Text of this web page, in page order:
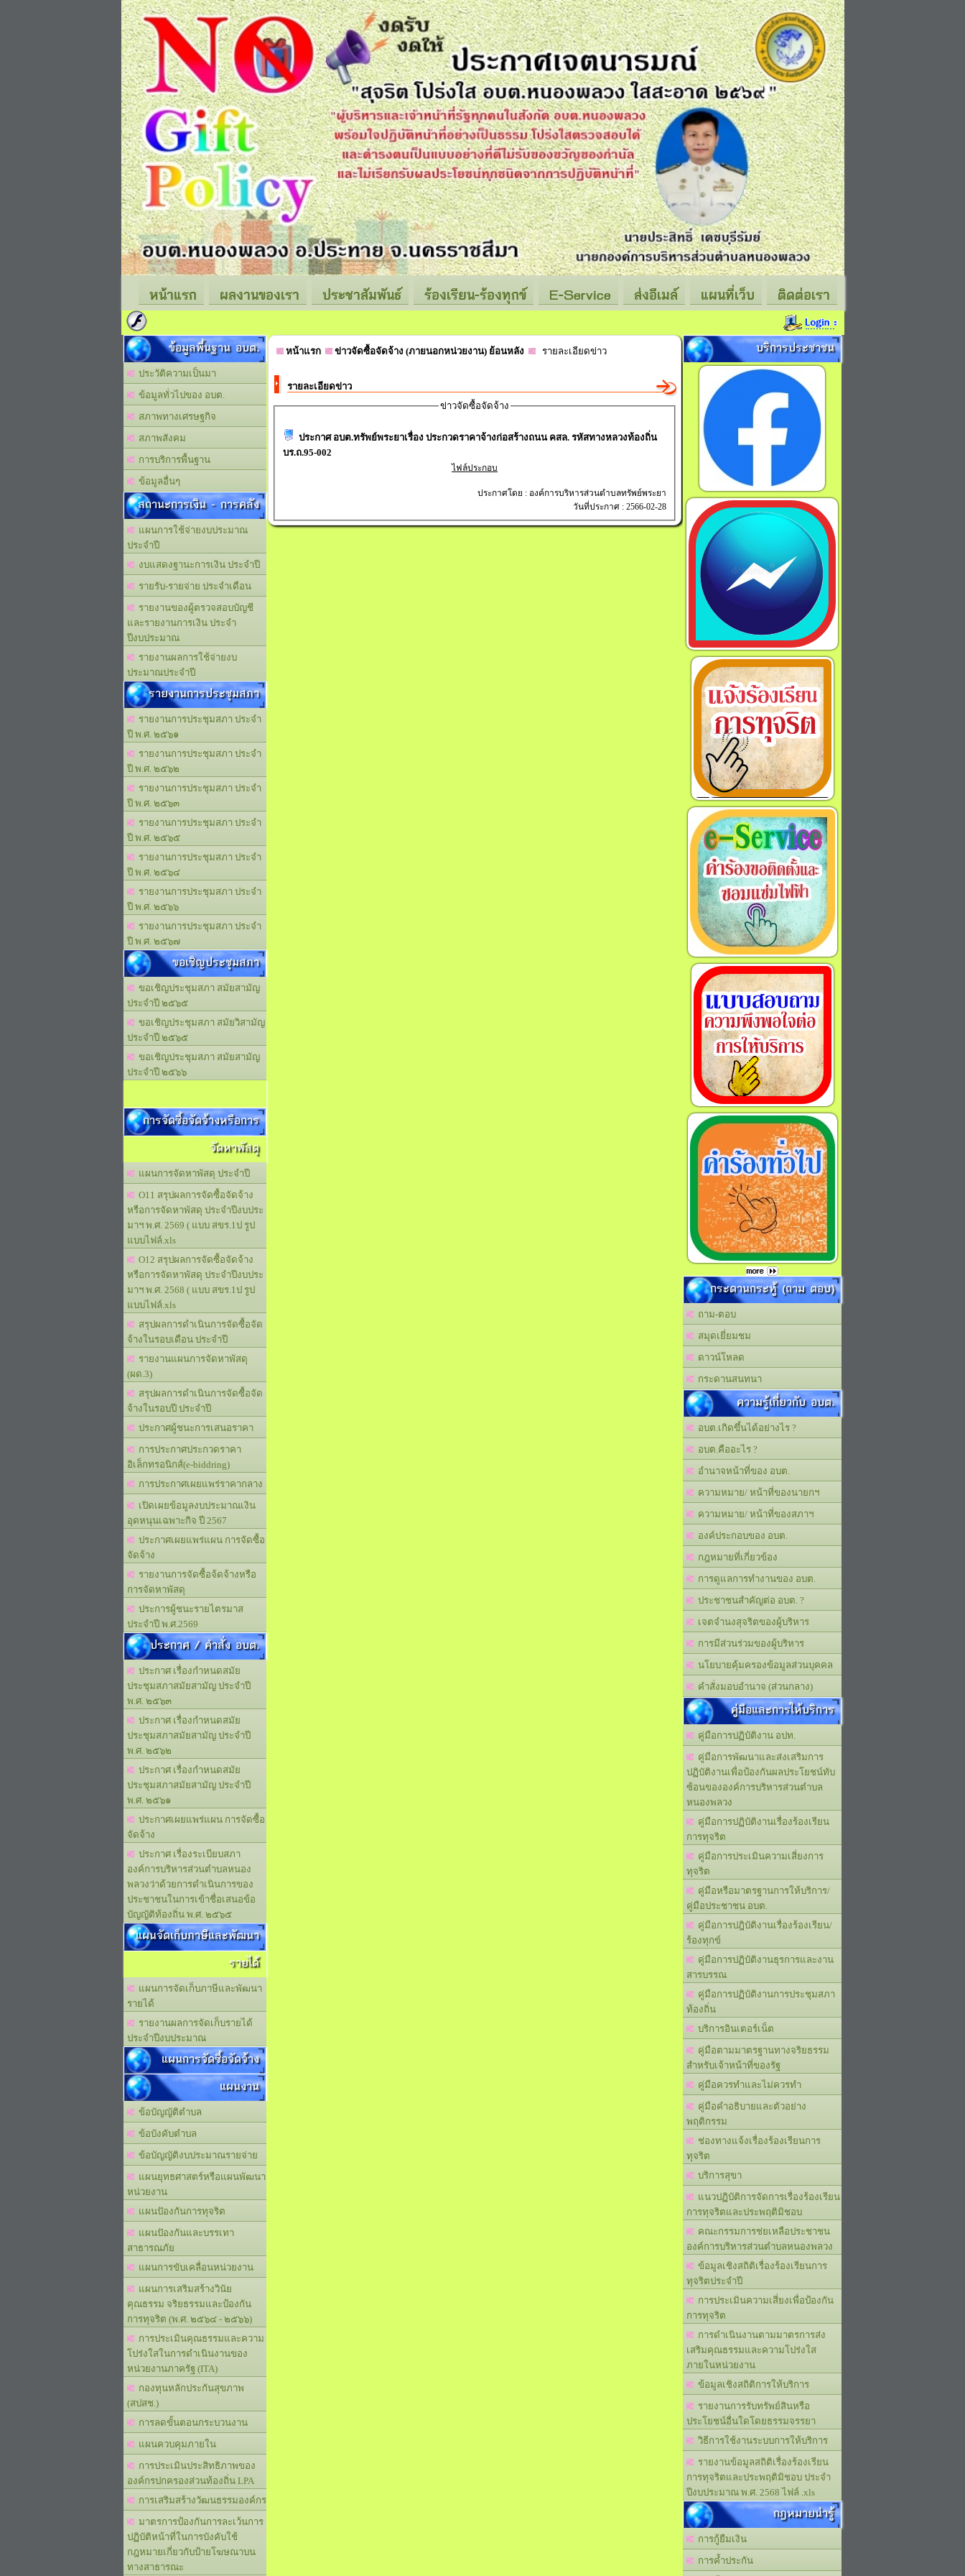
หน้าแรก ผลงานของเรา ประชาสัมพันธ์ ร้องเรียน-ร้องทุกข์ E-Service ส่งอีเมล์ แผนที่เว็บ ติดต่อเรา
ข้อมูลพื้นฐาน อบต.
ประวัติความเป็นมา
ข้อมูลทั่วไปของ อบต.
สภาพทางเศรษฐกิจ
สภาพสังคม
การบริการพื้นฐาน
ข้อมูลอื่นๆ
สถานะการเงิน - การคลัง
แผนการใช้จ่ายงบประมาณ
ประจำปี
งบแสดงฐานะการเงิน ประจำปี
รายรับ-รายจ่าย ประจำเดือน
รายงานของผู้ตรวจสอบบัญชี
และรายงานการเงิน ประจำ
ปีงบประมาณ
รายงานผลการใช้จ่ายงบ
ประมาณประจำปี
รายงานการประชุมสภา
รายงานการประชุมสภา ประจำ
ปี พ.ศ. ๒๕๖๑
รายงานการประชุมสภา ประจำ
ปี พ.ศ. ๒๕๖๒
รายงานการประชุมสภา ประจำ
ปี พ.ศ. ๒๕๖๓
รายงานการประชุมสภา ประจำ
ปี พ.ศ. ๒๕๖๕
รายงานการประชุมสภา ประจำ
ปี พ.ศ. ๒๕๖๔
รายงานการประชุมสภา ประจำ
ปี พ.ศ. ๒๕๖๖
รายงานการประชุมสภา ประจำ
ปี พ.ศ. ๒๕๖๗
ขอเชิญประชุมสภา
ขอเชิญประชุมสภา สมัยสามัญ
ประจำปี ๒๕๖๕
ขอเชิญประชุมสภา สมัยวิสามัญ
ประจำปี ๒๕๖๕
ขอเชิญประชุมสภา สมัยสามัญ
ประจำปี ๒๕๖๖
การจัดซื้อจัดจ้างหรือการ
จัดหาพัสดุ
แผนการจัดหาพัสดุ ประจำปี
O11 สรุปผลการจัดซื้อจัดจ้าง
หรือการจัดหาพัสดุ ประจำปีงบประ
มาฯ พ.ศ. 2569 ( แบบ สขร.1ป รูป
แบบไฟล์.xls
O12 สรุปผลการจัดซื้อจัดจ้าง
หรือการจัดหาพัสดุ ประจำปีงบประ
มาฯ พ.ศ. 2568 ( แบบ สขร.1ป รูป
แบบไฟล์.xls
สรุปผลการดำเนินการจัดซื้อจัด
จ้างในรอบเดือน ประจำปี
รายงานแผนการจัดหาพัสดุ
(ผด.3)
สรุปผลการดำเนินการจัดซื้อจัด
จ้างในรอบปี ประจำปี
ประกาศผู้ชนะการเสนอราคา
การประกาศประกวดราคา
อิเล็กทรอนิกส์(e-biddring)
การประกาศเผยแพร่ราคากลาง
เปิดเผยข้อมูลงบประมาณเงิน
อุดหนุนเฉพาะกิจ ปี 2567
ประกาศเผยแพร่แผน การจัดซื้อ
จัดจ้าง
รายงานการจัดซื้อจ้ดจ้างหรือ
การจัดหาพัสดุ
ประการผู้ชนะรายไตรมาส
ประจำปี พ.ศ.2569
ประกาศ / คำสั่ง อบต.
ประกาศ เรื่องกำหนดสมัย
ประชุมสภาสมัยสามัญ ประจำปี
พ.ศ. ๒๕๖๓
ประกาศ เรื่องกำหนดสมัย
ประชุมสภาสมัยสามัญ ประจำปี
พ.ศ. ๒๕๖๒
ประกาศ เรื่องกำหนดสมัย
ประชุมสภาสมัยสามัญ ประจำปี
พ.ศ. ๒๕๖๑
ประกาศเผยแพร่แผน การจัดซื้อ
จัดจ้าง
ประกาศ เรื่องระเบียบสภา
องค์การบริหารส่วนตำบลหนอง
พลวงว่าด้วยการดำเนินการของ
ประชาชนในการเข้าชื่อเสนอข้อ
บัญญัติท้องถิ่น พ.ศ. ๒๕๖๕
แผนจัดเก็บภาษีและพัฒนา
รายได้
แผนการจัดเก็บภาษีและพัฒนา
รายได้
รายงานผลการจัดเก็บรายได้
ประจำปีงบประมาณ
แผนการจัดซื้อจัดจ้าง
แผนงาน
ข้อบัญญัติตำบล
ข้อบังคับตำบล
ข้อบัญญัติงบประมาณรายจ่าย
แผนยุทธศาสตร์หรือแผนพัฒนา
หน่วยงาน
แผนปัองกันการทุจริต
แผนปัองกันและบรรเทา
สาธารณภัย
แผนการขับเคลื่อนหน่วยงาน
แผนการเสริมสร้างวินัย
คุณธรรม จริยธรรมและป้องกัน
การทุจริต (พ.ศ. ๒๕๖๔ - ๒๕๖๖)
การประเมินคุณธรรมและความ
โปร่งใสในการดำเนินงานของ
หน่วยงานภาครัฐ (ITA)
กองทุนหลักประกันสุขภาพ
(สปสช.)
การลดขั้นตอนกระบวนงาน
แผนควบคุมภายใน
การประเมินประสิทธิภาพของ
องค์กรปกครองส่วนท้องถิ่น LPA
การเสริมสร้างวัฒนธรรมองค์กร
มาตรการป้องกันการละเว้นการ
ปฏิบัติหน้าที่ในการบังคับใช้
กฎหมายเกี่ยวกับป้ายโฆษณาบน
ทางสาธารณะ
หน้าแรก ข่าวจัดซื้อจัดจ้าง (ภายนอกหน่วยงาน) ย้อนหลัง รายละเอียดข่าว
รายละเอียดข่าว
ข่าวจัดซื้อจัดจ้าง
ประกาศ อบต.ทรัพย์พระยาเรื่อง ประกวดราคาจ้างก่อสร้างถนน คสล. รหัสทางหลวงท้องถิ่น
บร.ถ.95-002
ไฟล์ประกอบ
ประกาศโดย : องค์การบริหารส่วนตำบลทรัพย์พระยา
วันที่ประกาศ : 2566-02-28
บริการประชาชน
กระดานกระทู้ (ถาม ตอบ)
ถาม-ตอบ
สมุดเยี่ยมชม
ดาวน์โหลด
กระดานสนทนา
ความรู้เกี่ยวกับ อบต.
อบต.เกิดขึ้นได้อย่างไร ?
อบต.คืออะไร ?
อำนาจหน้าที่ของ อบต.
ความหมาย/ หน้าที่ของนายกฯ
ความหมาย/ หน้าที่ของสภาฯ
องค์ประกอบของ อบต.
กฎหมายที่เกี่ยวข้อง
การดูแลการทำงานของ อบต.
ประชาชนสำคัญต่อ อบต. ?
เจตจำนงสุจริตของผู้บริหาร
การมีส่วนร่วมของผู้บริหาร
นโยบายคุ้มครองข้อมูลส่วนบุคคล
คำสั่งมอบอำนาจ (ส่วนกลาง)
คู่มือและการให้บริการ
คู่มือการปฏิบัติงาน อปท.
คู่มือการพัฒนาและส่งเสริมการ
ปฏิบัติงานเพื่อป้องกันผลประโยชน์ทับ
ซ้อนขององค์การบริหารส่วนตำบล
หนองพลวง
คู่มือการปฏิบัติงานเรื่องร้องเรียน
การทุจริต
คู่มือการประเมินความเสี่ยงการ
ทุจริต
คู่มือหรือมาตรฐานการให้บริการ/
คู่มือประชาชน อบต.
คู่มือการปฎิบัติงานเรื่องร้องเรียน/
ร้องทุกข์
คู่มือการปฏิบัติงานธุรการและงาน
สารบรรณ
คู่มือการปฏิบัติงานการประชุมสภา
ท้องถิ่น
บริการอินเตอร์เน็ต
คู่มือตามมาตรฐานทางจริยธรรม
สำหรับเจ้าหน้าที่ของรัฐ
คู่มือควรทำและไม่ควรทำ
คู่มือคำอธิบายและตัวอย่าง
พฤติกรรม
ช่องทางแจ้งเรื่องร้องเรียนการ
ทุจริต
บริการสุขา
แนวปฏิบัติการจัดการเรื่องร้องเรียน
การทุจริตและประพฤติมิชอบ
คณะกรรมการช่ยเหลือประชาชน
องค์การบริหารส่วนตำบลหนองพลวง
ข้อมูลเชิงสถิติเรื่องร้องเรียนการ
ทุจริตประจำปี
การประเมินความเสี่ยงเพื่อป้องกัน
การทุจริต
การดำเนินงานตามมาตรการส่ง
เสริมคุณธรรมและความโปร่งใส
ภายในหน่วยงาน
ข้อมูลเชิงสถิติการให้บริการ
รายงานการรับทรัพย์สินหรือ
ประโยชน์อื่นใดโดยธรรมจรรยา
วิธีการใช้งานระบบการให้บริการ
รายงานข้อมูลสถิติเรื่องร้องเรียน
การทุจริตและประพฤติมิชอบ ประจำ
ปีงบประมาณ พ.ศ. 2568 ไฟล์ .xls
กฎหมายน่ารู้
การกู้ยืมเงิน
การค้ำประกัน